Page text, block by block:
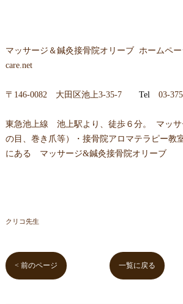
マッサージ＆鍼灸接骨院オリーブ ホームペ
care.net
〒 146-0082 大田区池上3-35-7Tel 03-
東急池上線 池上駅より、徒歩６分。 マッサ
の目、巻き爪等）・接骨院アロマテラピー教
にある マッサージ&鍼灸接骨院オリーブ
クリコ先生
< 前のページ 一覧に戻る